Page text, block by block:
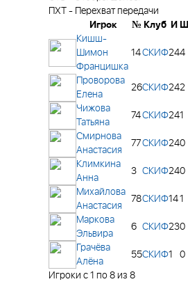
ПХТ -
Перехват передачи
Игрок
№ Клуб И Ш
Кишш-
Шимон
Францишка
14СКИФ244
Проворова
Елена
26СКИФ242
Чижова
Татьяна
74СКИФ241
Смирнова
Анастасия
77СКИФ240
Климкина
Анна
3 СКИФ240
Михайлова
Анастасия
78СКИФ141
Маркова
Эльвира
6 СКИФ230
Грачёва
Алёна
55СКИФ1 0
Игроки с 1 по 8 из 8